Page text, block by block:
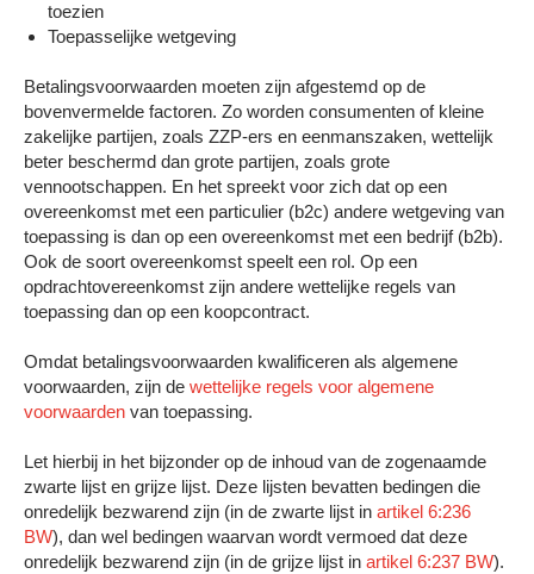
toezien
Toepasselijke wetgeving
Betalingsvoorwaarden moeten zijn afgestemd op de
bovenvermelde factoren. Zo worden consumenten of kleine
zakelijke partijen, zoals ZZP-ers en eenmanszaken, wettelijk
beter beschermd dan grote partijen, zoals grote
vennootschappen. En het spreekt voor zich dat op een
overeenkomst met een particulier (b2c) andere wetgeving van
toepassing is dan op een overeenkomst met een bedrijf (b2b).
Ook de soort overeenkomst speelt een rol. Op een
opdrachtovereenkomst zijn andere wettelijke regels van
toepassing dan op een koopcontract.
Omdat betalingsvoorwaarden kwalificeren als algemene
voorwaarden, zijn de wettelijke regels voor algemene
voorwaarden van toepassing.
Let hierbij in het bijzonder op de inhoud van de zogenaamde
zwarte lijst en grijze lijst. Deze lijsten bevatten bedingen die
onredelijk bezwarend zijn (in de zwarte lijst in artikel 6:236
BW), dan wel bedingen waarvan wordt vermoed dat deze
onredelijk bezwarend zijn (in de grijze lijst in artikel 6:237 BW).